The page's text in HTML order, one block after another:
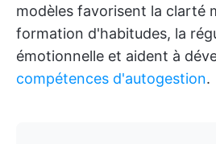
modèles favorisent la clarté
formation d'habitudes, la
émotionnelle et aident à
compétences d'autogestion.